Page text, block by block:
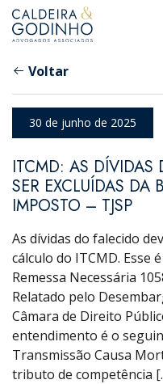
Voltar
30 de junho de 2025
ITCMD: AS DÍVIDAS
SER EXCLUÍDAS DA
IMPOSTO – TJSP
As dívidas do falecido
cálculo do ITCMD. Esse
Remessa Necessária
Relatado pelo
Câmara de Direito
entendimento é o
Transmissão Causa
tributo de competência